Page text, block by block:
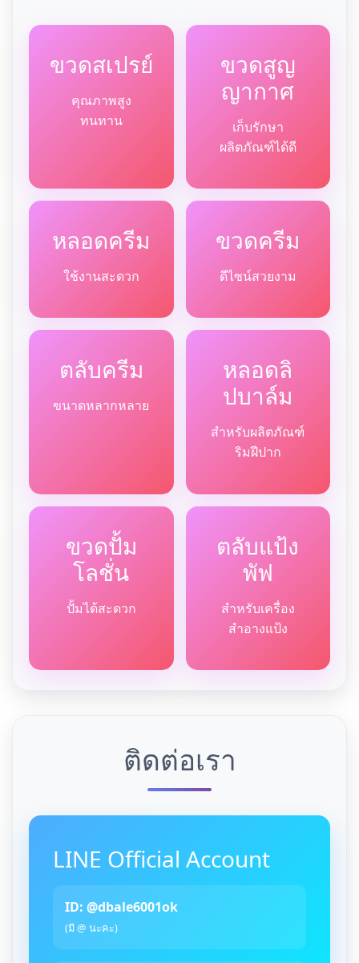
ขวดสเปรย์
คุณภาพสูง
ทนทาน
ขวดสูญ
ญากาศ
เก็บรักษา
ผลิตภัณฑ์ได้ดี
หลอดครีม
ใช้งานสะดวก
ขวดครีม
ดีไซน์สวยงาม
ตลับครีม
ขนาดหลากหลาย
หลอดลิ
ปบาล์ม
สำหรับผลิตภัณฑ์
ริมฝีปาก
ขวดปั้ม
โลชั่น
ปั้มได้สะดวก
ตลับแป้ง
พัฟ
สำหรับเครื่อง
สำอางแป้ง
ติดต่อเรา
LINE Official Account
ID: @dbale6001ok
(มี @ นะคะ)